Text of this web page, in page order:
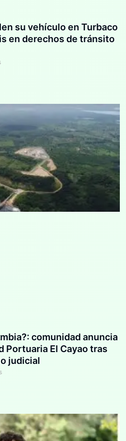
su vehículo en Turbaco
en derechos de tránsito
comunidad anuncia
Portuaria El Cayao tras
judicial